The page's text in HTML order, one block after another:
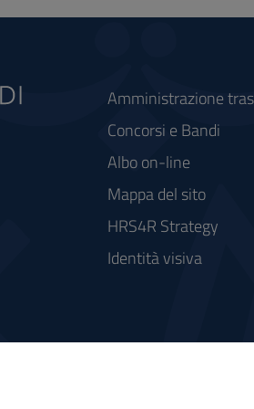
Amministrazione
Concorsi e Bandi
Albo on-line
Mappa del sito
HRS4R Strategy
Identità visiva